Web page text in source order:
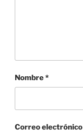
Nombre*
Correo electrónico